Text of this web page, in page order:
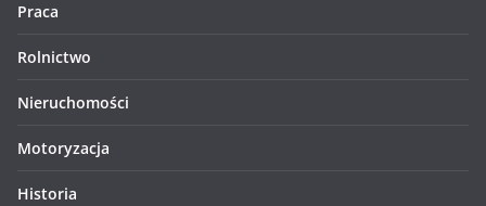
Praca
Rolnictwo
Nieruchomości
Motoryzacja
Historia